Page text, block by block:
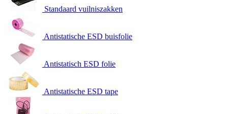
Standaard vuilniszakken
Antistatische ESD buisfolie
Antistatisch ESD folie
Antistatische ESD tape